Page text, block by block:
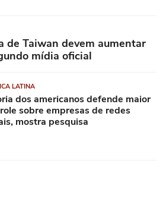
de Taiwan devem aumentar
mídia oficial
LATINA
dos americanos defende maior
sobre empresas de redes
mostra pesquisa